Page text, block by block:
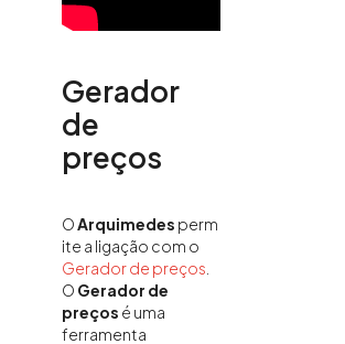
Gerador
de
preços
OArquimedes perm
ite a ligação com o
Gerador de preços
O Gerador de
preços é uma
ferramenta